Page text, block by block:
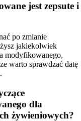
jest zepsute i
po zmianie
jakiekolwiek
modyfikowanego,
warto sprawdzać datę
dla
żywieniowych?